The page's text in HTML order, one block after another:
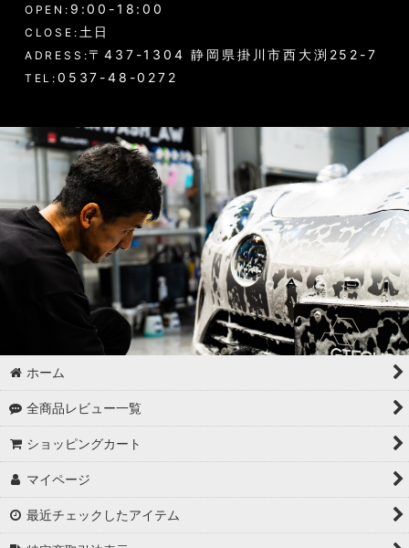
ホイール・タイヤの洗浄
エンジンルーム・タイヤハウスなど
ドア・トランクの内側（インナー）の洗浄
ゴムパーツの洗浄
各パーツの脱脂
02 -------------------
ボディコーティング（通常カラー）
ボディコーティング（マットカラー）
アルミホイールコーティング（クリアーコートなし アルミ素地
）
アルミホイールコーティング（メッキ・スパッタリング）
アルミホイールコーティング（艶消〜半艶 マットカラー）
アルミホイールコーティング（クリアーなし ソリッドカラー塗
OPEN: 9:00-18:00
CLOSE: 土日
ADRESS: 〒437-1304 静岡県掛川市西大渕252-7
TEL: 0537-48-0272
ホーム
全商品レビュー一覧
ショッピングカート
マイページ
最近チェックしたアイテム